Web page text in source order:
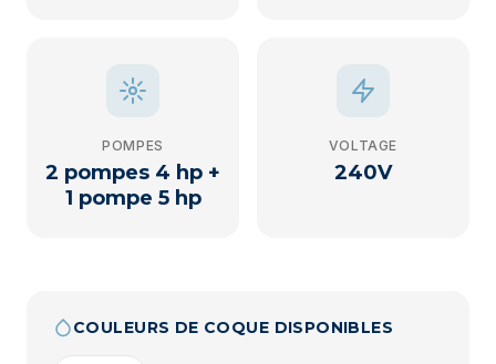
POMPES
2 pompes 4 hp +
1 pompe 5 hp
VOLTAGE
240V
COULEURS DE COQUE DISPONIBLES